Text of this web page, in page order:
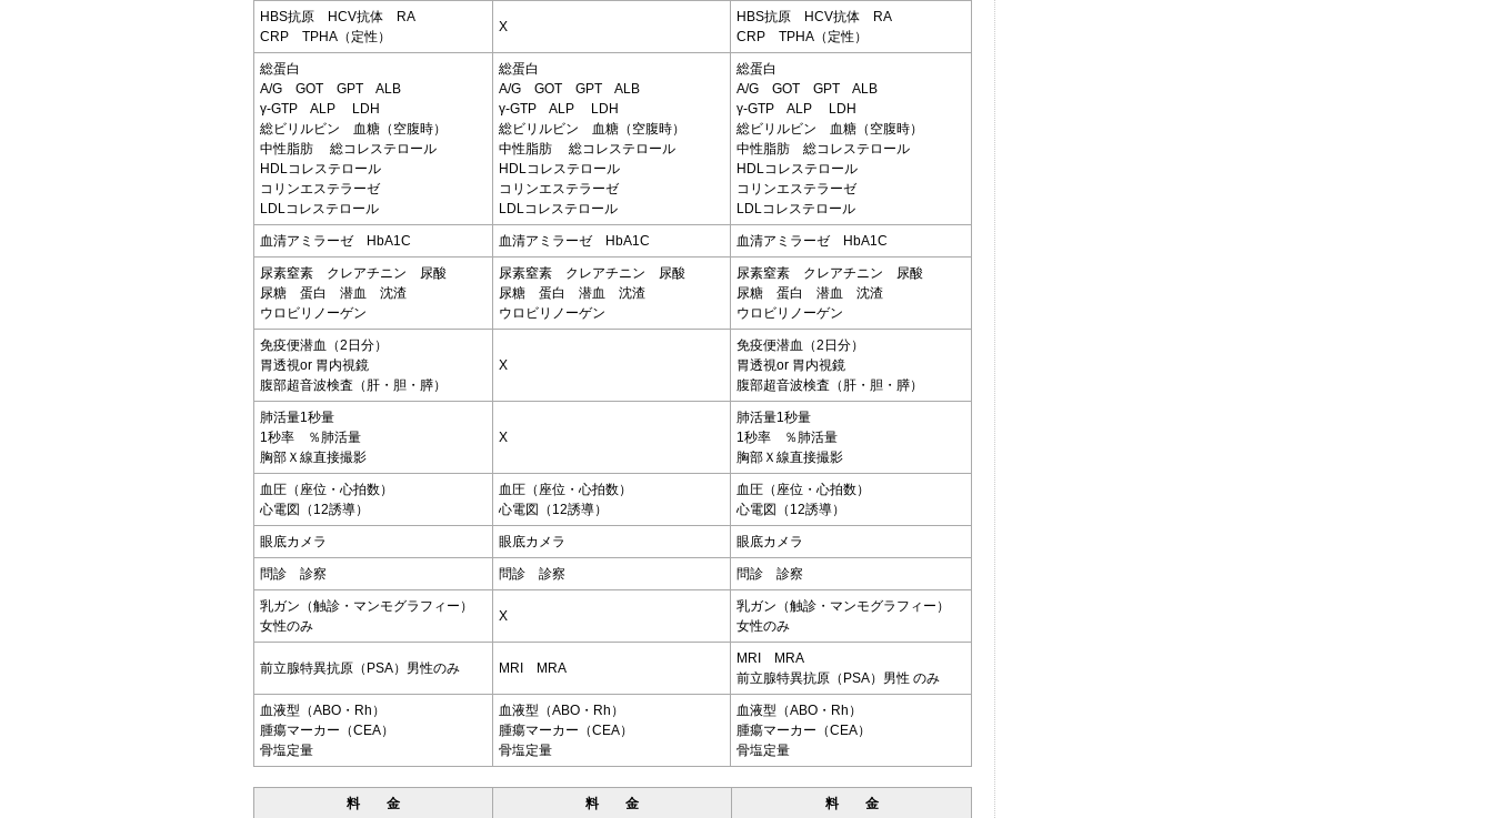
HBS抗原 HCV抗体 RA
CRP TPHA（定性）
X
HBS抗原 HCV抗体 RA
CRP TPHA（定性）
総蛋白
A/G GOT GPT ALB
γ-GTP ALP LDH
総ビリルビン 血糖（空腹時）
中性脂肪 総コレステロール
HDLコレステロール
コリンエステラーゼ
LDLコレステロール
総蛋白
A/G GOT GPT ALB
γ-GTP ALP LDH
総ビリルビン 血糖（空腹時）
中性脂肪 総コレステロール
HDLコレステロール
コリンエステラーゼ
LDLコレステロール
総蛋白
A/G GOT GPT ALB
γ-GTP ALP LDH
総ビリルビン 血糖（空腹時）
中性脂肪 総コレステロール
HDLコレステロール
コリンエステラーゼ
LDLコレステロール
血清アミラーゼ HbA1C 血清アミラーゼ HbA1C 血清アミラーゼ HbA1C
尿素窒素 クレアチニン 尿酸
尿糖 蛋白 潜血 沈渣
ウロビリノーゲン
尿素窒素 クレアチニン 尿酸
尿糖 蛋白 潜血 沈渣
ウロビリノーゲン
尿素窒素 クレアチニン 尿酸
尿糖 蛋白 潜血 沈渣
ウロビリノーゲン
免疫便潜血（2日分）
胃透視or 胃内視鏡
腹部超音波検査（肝・胆・膵）
X
免疫便潜血（2日分）
胃透視or 胃内視鏡
腹部超音波検査（肝・胆・膵）
肺活量1秒量
1秒率 ％肺活量
胸部Ｘ線直接撮影
X
肺活量1秒量
1秒率 ％肺活量
胸部Ｘ線直接撮影
血圧（座位・心拍数）
心電図（12誘導）
血圧（座位・心拍数）
心電図（12誘導）
血圧（座位・心拍数）
心電図（12誘導）
眼底カメラ 眼底カメラ 眼底カメラ
問診 診察 問診 診察 問診 診察
乳ガン（触診・マンモグラフィー）
女性のみ
X
乳ガン（触診・マンモグラフィー）
女性のみ
前立腺特異抗原（PSA）男性のみ MRI MRA
MRI MRA
前立腺特異抗原（PSA）男性 のみ
血液型（ABO・Rh）
腫瘍マーカー（CEA）
骨塩定量
血液型（ABO・Rh）
腫瘍マーカー（CEA）
骨塩定量
血液型（ABO・Rh）
腫瘍マーカー（CEA）
骨塩定量
料 金 料 金 料 金